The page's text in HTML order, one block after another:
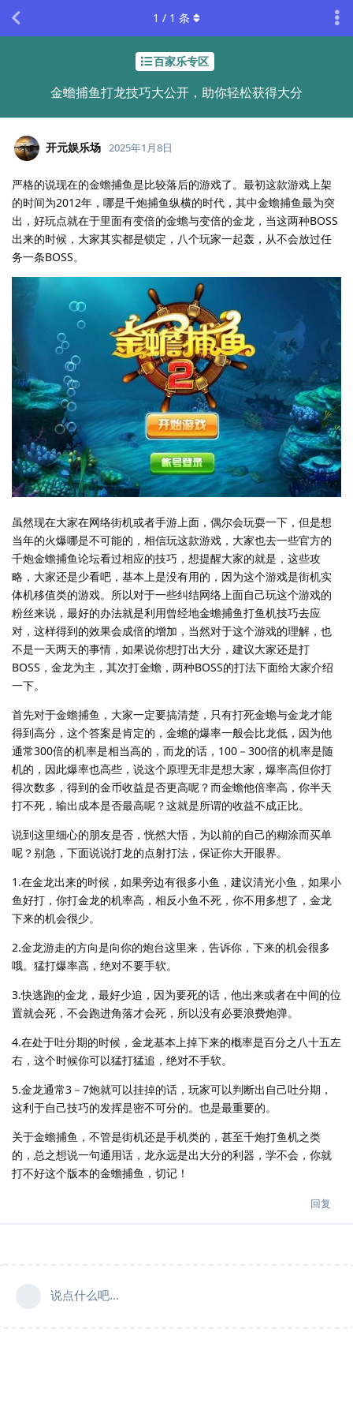
百家乐专区
金蟾捕鱼打龙技巧大公开，助你轻松获得大分
1 / 1 条
开元娱乐场 2025年1月8日
严格的说现在的金蟾捕鱼是比较落后的游戏了。最初这款游戏上架
的时间为2012年，哪是千炮捕鱼纵横的时代，其中金蟾捕鱼最为突
出，好玩点就在于里面有变倍的金蟾与变倍的金龙，当这两种BOSS
出来的时候，大家其实都是锁定，八个玩家一起轰，从不会放过任
务一条BOSS。
虽然现在大家在网络街机或者手游上面，偶尔会玩耍一下，但是想
当年的火爆哪是不可能的，相信玩这款游戏，大家也去一些官方的
千炮金蟾捕鱼论坛看过相应的技巧，想提醒大家的就是，这些攻
略，大家还是少看吧，基本上是没有用的，因为这个游戏是街机实
体机移值类的游戏。所以对于一些纠结网络上面自己玩这个游戏的
粉丝来说，最好的办法就是利用曾经地金蟾捕鱼打鱼机技巧去应
对，这样得到的效果会成倍的增加，当然对于这个游戏的理解，也
不是一天两天的事情，如果说你想打出大分，建议大家还是打
BOSS，金龙为主，其次打金蟾，两种BOSS的打法下面给大家介绍
一下。
首先对于金蟾捕鱼，大家一定要搞清楚，只有打死金蟾与金龙才能
得到高分，这个答案是肯定的，金蟾的爆率一般会比龙低，因为他
通常300倍的机率是相当高的，而龙的话，100－300倍的机率是随
机的，因此爆率也高些，说这个原理无非是想大家，爆率高但你打
得次数多，得到的金币收益是否更高呢？而金蟾他倍率高，你半天
打不死，输出成本是否最高呢？这就是所谓的收益不成正比。
说到这里细心的朋友是否，恍然大悟，为以前的自己的糊涂而买单
呢？别急，下面说说打龙的点射打法，保证你大开眼界。
1.在金龙出来的时候，如果旁边有很多小鱼，建议清光小鱼，如果小
鱼好打，你打金龙的机率高，相反小鱼不死，你不用多想了，金龙
下来的机会很少。
2.金龙游走的方向是向你的炮台这里来，告诉你，下来的机会很多
哦。猛打爆率高，绝对不要手软。
3.快逃跑的金龙，最好少追，因为要死的话，他出来或者在中间的位
置就会死，不会跑进角落才会死，所以没有必要浪费炮弹。
4.在处于吐分期的时候，金龙基本上掉下来的概率是百分之八十五左
右，这个时候你可以猛打猛追，绝对不手软。
5.金龙通常3－7炮就可以挂掉的话，玩家可以判断出自己吐分期，
这利于自己技巧的发挥是密不可分的。也是最重要的。
关于金蟾捕鱼，不管是街机还是手机类的，甚至千炮打鱼机之类
的，总之想说一句通用话，龙永远是出大分的利器，学不会，你就
打不好这个版本的金蟾捕鱼，切记！
回复
说点什么吧...